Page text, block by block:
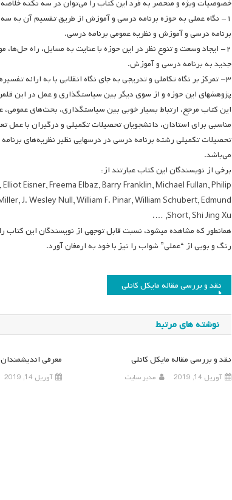
خصوصیات ویژه­ و منحصر به فرد این کتاب را می‌توان در سه نکته
۱- نگاه عملی به حوزه برنامه درسی و آموزش از طریق تقسیم آن به
برنامه درسی و آموزش و نظریه عمومی برنامه درسی.
۲- ایجاد وسعت و تنوع نظر در این حوزه با عنایت به مسایل، راه
جدید به برنامه درسی و آموزش.
۳- تمرکز بر نگاه تکاملی و تدریجی به جای نگاه انقلابی با به ارائه
پژوهش­های این حوزه و از سوی دیگر بین سیاستگذاری و عمل در این
مناسبی برای استادان، دانشجویان تحصیلات تکمیلی و درگیران با
تحصیلات تکمیلی رشته برنامه درسی در درس­هایی نظیر نظریه‌های
می‌باشد.
برخی از نویسندگان این کتاب عبارتند از:
Eisner, Freema Elbaz, Barry Franklin, Michael Fullan, Philip
J. Wesley Null, William F. Pinar, William Schubert, Edmund
Short, Shi Jing Xu, ….
همانطور که مشاهده می­شود، نسبت قابل توجهی از نویسندگان این
رنگ و بویی از “عملی” شواب را نیز با خود به ارمغان آورد.
راهبری
نوشته
نقد و بررسی مقاله مایکل کانلی
نوشته های مرتبط
معرفی
آوریل 14, 2019
نقد و بررسی مقاله مایکل کانلی
آوریل 14, 2019 مدیر سایت